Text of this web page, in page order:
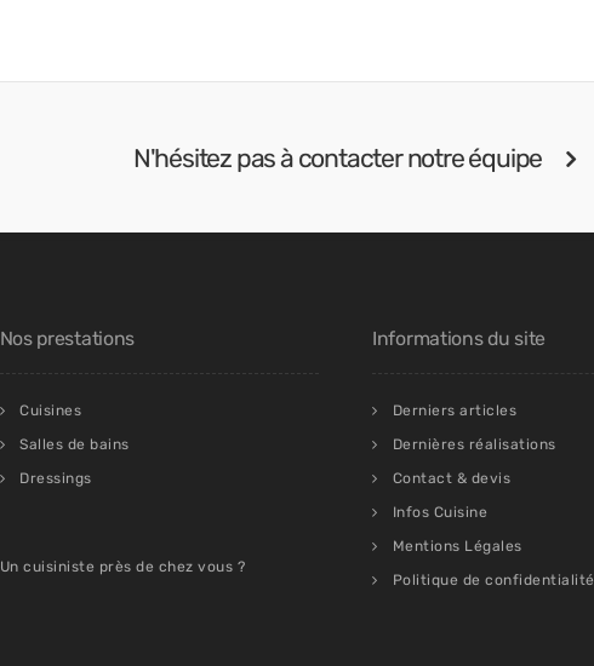
N'hésitez pas à contacter notre équipe
Nos prestations
Cuisines
Salles de bains
Dressings
Un cuisiniste près de chez vous ?
Informations du site
Derniers articles
Dernières réalisations
Contact & devis
Infos Cuisine
Mentions Légales
Politique de confidentialité